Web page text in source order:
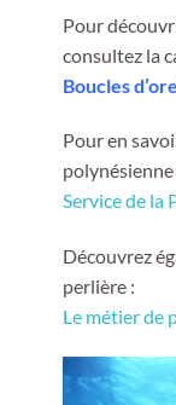
Pour
consultez la
Boucles
Pour en
polynésienne
Service de la
Découvrez
perlière :
Le métier de